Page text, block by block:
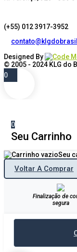
(+55) 012 3917-3952
Designed By
© 2005 - 2024 KLG do
0
0
Seu Carrinho
Seu
Voltar A Comprar
Finalização de
segura